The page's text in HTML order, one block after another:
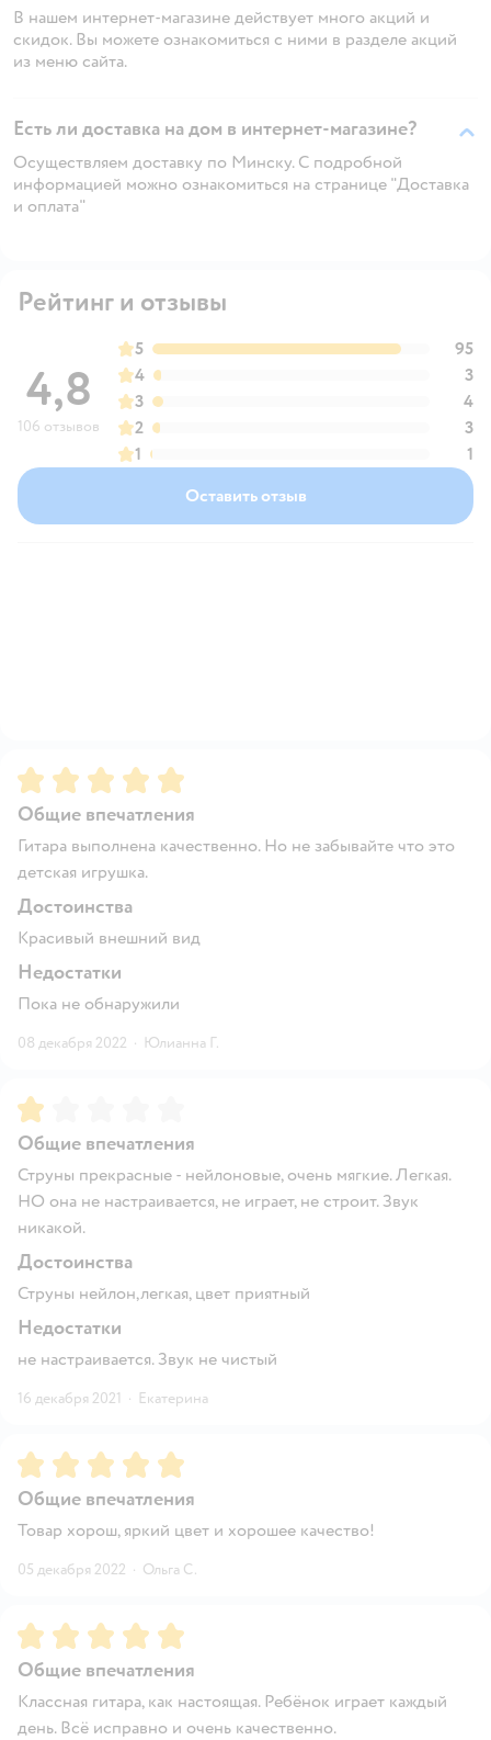
В нашем интернет-магазине действует много акций и
скидок. Вы можете ознакомиться с ними в разделе акций
из меню сайта.
Есть ли доставка на дом в интернет-магазине?
Осуществляем доставку по Минску. С подробной
информацией можно ознакомиться на странице "Доставка
и оплата"
Рейтинг и отзывы
4,8
106 отзывов
5
95
4
3
3
4
2
3
1
1
Оставить отзыв
Рейтинг:5
Общие впечатления
Гитара выполнена качественно. Но не забывайте что это
детская игрушка.
Достоинства
Красивый внешний вид
Недостатки
Пока не обнаружили
08 декабря 2022 · Юлианна Г.
Рейтинг:
Общие впечатления
Струны прекрасные - нейлоновые, очень мягкие. Легкая.
НО она не настраивается, не играет, не строит. Звук
никакой.
Достоинства
Струны нейлон,легкая, цвет приятный
Недостатки
не настраивается. Звук не чистый
16 декабря 2021 · Екатерина
Рейтинг:5
Общие впечатления
Товар хорош, яркий цвет и хорошее качество!
05 декабря 2022 · Ольга С.
Рейтинг:5
Общие впечатления
Классная гитара, как настоящая. Ребёнок играет каждый
день. Всё исправно и очень качественно.